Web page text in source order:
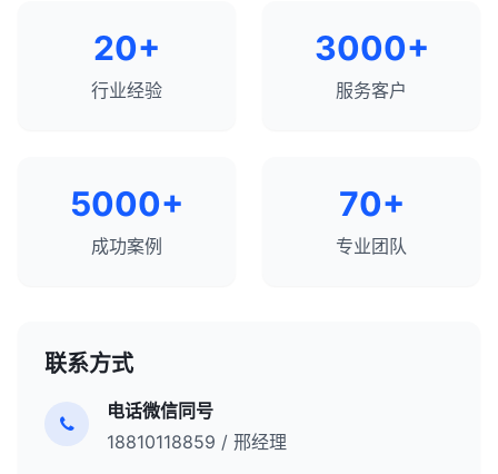
20+
行业经验
3000+
服务客户
5000+
成功案例
70+
专业团队
联系方式
电话微信同号
18810118859 / 邢经理